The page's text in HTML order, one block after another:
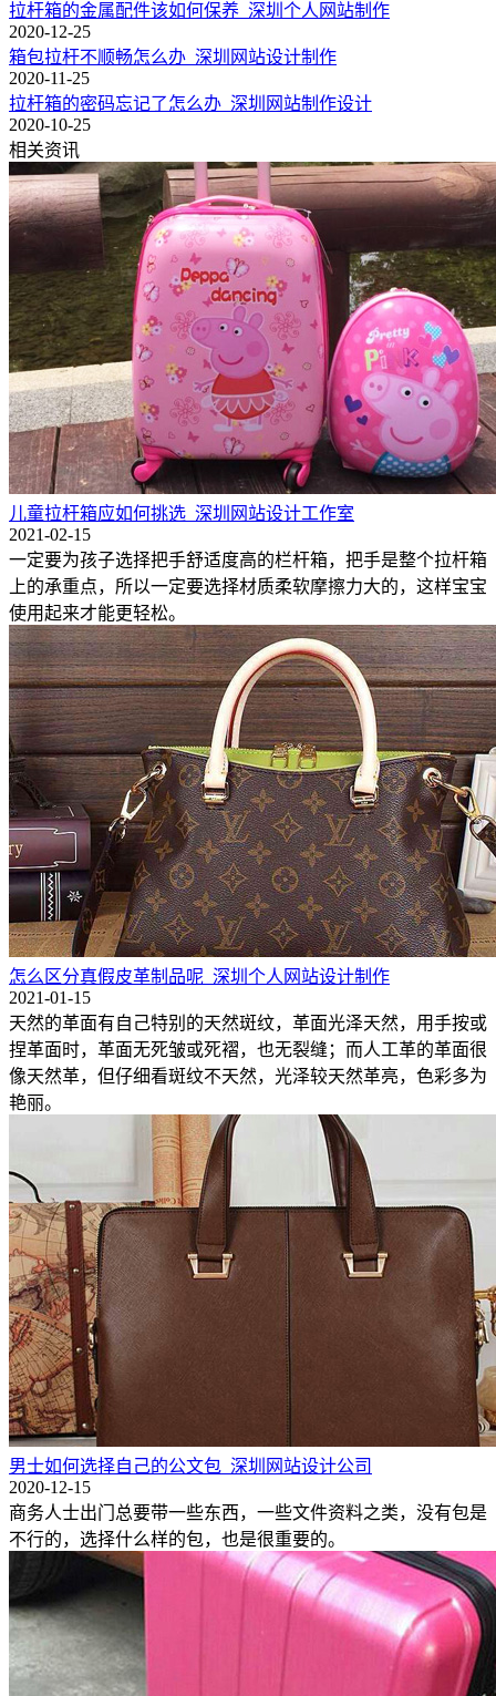
拉杆箱的金属配件该如何保养_深圳个人网站制作
2020-12-25
箱包拉杆不顺畅怎么办_深圳网站设计制作
2020-11-25
拉杆箱的密码忘记了怎么办_深圳网站制作设计
2020-10-25
相关资讯
儿童拉杆箱应如何挑选_深圳网站设计工作室
2021-02-15
一定要为孩子选择把手舒适度高的栏杆箱，把手是整个拉杆箱
上的承重点，所以一定要选择材质柔软摩擦力大的，这样宝宝
使用起来才能更轻松。
怎么区分真假皮革制品呢_深圳个人网站设计制作
2021-01-15
天然的革面有自己特别的天然斑纹，革面光泽天然，用手按或
捏革面时，革面无死皱或死褶，也无裂缝；而人工革的革面很
像天然革，但仔细看斑纹不天然，光泽较天然革亮，色彩多为
艳丽。
男士如何选择自己的公文包_深圳网站设计公司
2020-12-15
商务人士出门总要带一些东西，一些文件资料之类，没有包是
不行的，选择什么样的包，也是很重要的。